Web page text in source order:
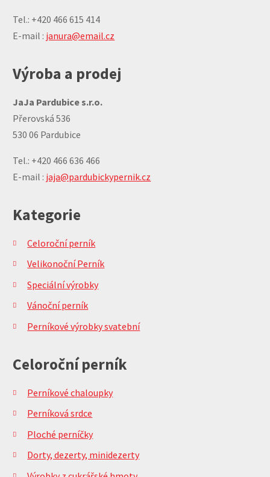
Tel.: +420 466 615 414
E-mail : janura@email.cz
Výroba a prodej
JaJa Pardubice s.r.o.
Přerovská 536
530 06 Pardubice
Tel.: +420 466 636 466
E-mail : jaja@pardubickypernik.cz
Kategorie
Celoroční perník
Velikonoční Perník
Speciální výrobky
Vánoční perník
Perníkové výrobky svatební
Celoroční perník
Perníkové chaloupky
Perníková srdce
Ploché perníčky
Dorty, dezerty, minidezerty